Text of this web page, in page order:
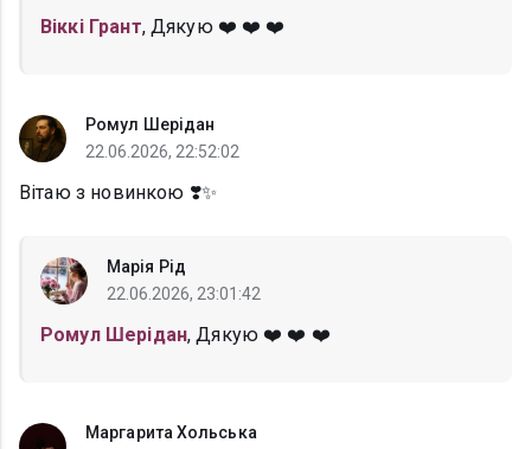
Віккі Грант, Дякую ❤️ ❤️ ❤️
Ромул Шерідан
22.06.2026, 22:52:02
Вітаю з новинкою ❣️✨
Марія Рід
22.06.2026, 23:01:42
Ромул Шерідан, Дякую ❤️ ❤️ ❤️
Маргарита Хольська